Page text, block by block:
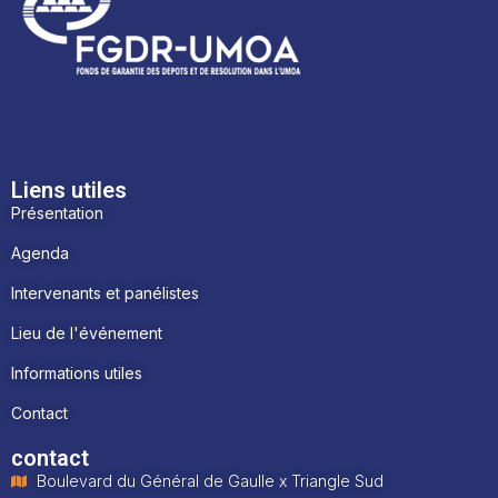
Liens utiles
Présentation
Agenda
Intervenants et panélistes
Lieu de l'événement
Informations utiles
Contact
contact
Boulevard du Général de Gaulle x Triangle Sud